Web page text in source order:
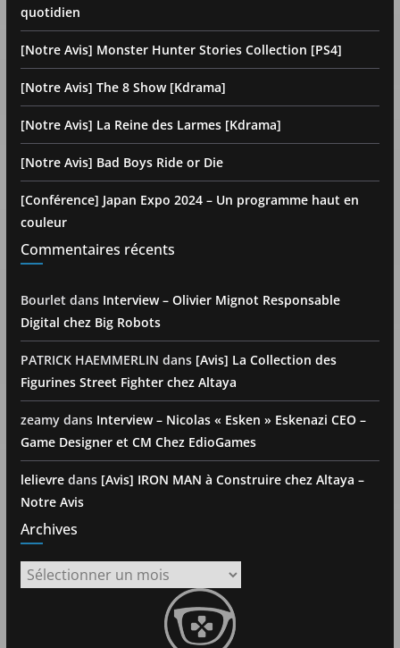
quotidien
[Notre Avis] Monster Hunter Stories Collection [PS4]
[Notre Avis] The 8 Show [Kdrama]
[Notre Avis] La Reine des Larmes [Kdrama]
[Notre Avis] Bad Boys Ride or Die
[Conférence] Japan Expo 2024 – Un programme haut en
couleur
Commentaires récents
Bourlet dans Interview – Olivier Mignot Responsable
Digital chez Big Robots
PATRICK HAEMMERLIN dans [Avis] La Collection des
Figurines Street Fighter chez Altaya
zeamydans Interview – Nicolas « Esken » Eskenazi CEO –
Game Designer et CM Chez EdioGames
lelievredans [Avis] IRON MAN à Construire chez Altaya –
Notre Avis
Archives
Archives